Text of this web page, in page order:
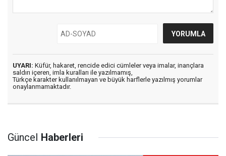
UYARI: Küfür, hakaret, rencide edici cümleler veya imalar, inançlara
saldırı içeren, imla kuralları ile yazılmamış,
Türkçe karakter kullanılmayan ve büyük harflerle yazılmış yorumlar
onaylanmamaktadır.
Güncel Haberleri